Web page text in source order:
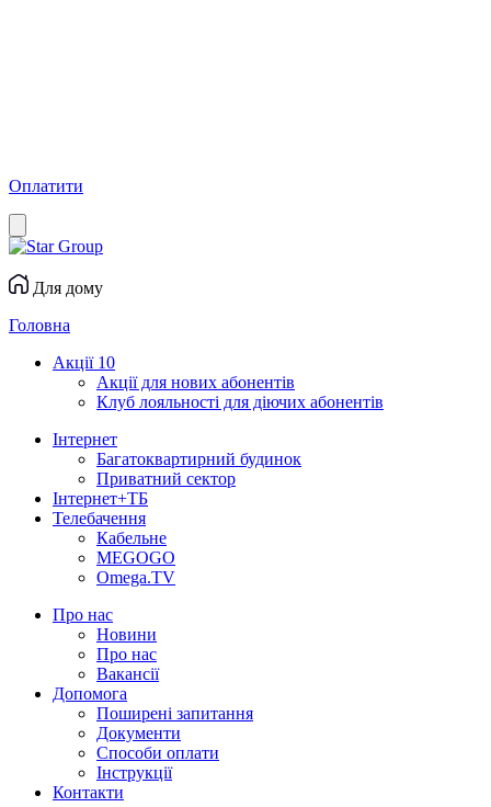
Оплатити
Для дому
Головна
Акції 10
Акції для нових абонентів
Клуб лояльності для діючих абонентів
Інтернет
Багатоквартирний будинок
Приватний сектор
Інтернет+ТБ
Телебачення
Кабельне
MEGOGO
Omega.TV
Про нас
Новини
Про нас
Вакансії
Допомога
Поширені запитання
Документи
Способи оплати
Інструкції
Контакти